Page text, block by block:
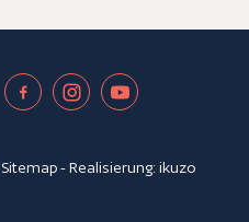
Sitemap- Realisierung:ikuzo